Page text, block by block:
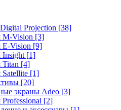
Projection [38]
M-Vision [3]
E-Vision [9]
Insight [1]
Titan [4]
[1]
[20]
экраны Adeo [3]
[2]